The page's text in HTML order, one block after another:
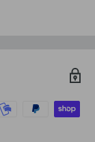
€ 10,40